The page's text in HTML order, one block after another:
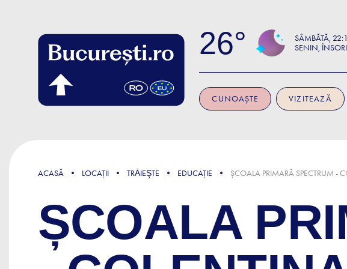
26 SÂMBĂTĂ
SENIN,
CUNOAȘTE VIZITEAZĂ
ACASĂ LOCAȚII TRǍIEŞTE EDUCAȚIE ȘCOALA PRIMARĂ SPECTRUM -
ȘCOALA